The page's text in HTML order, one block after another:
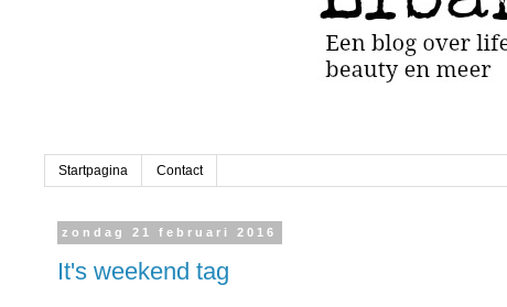
Startpagina Contact
zondag 21 februari 2016
It's weekend tag